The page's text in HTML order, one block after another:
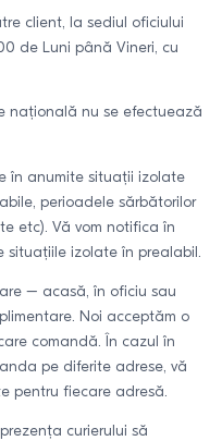
client, la sediul oficiului
de Luni până Vineri, cu
națională nu se efectuează
în anumite situații izolate
perioadele sărbătorilor
etc). Vă vom notifica în
situațiile izolate în prealabil.
– acasă, în oficiu sau
Noi acceptăm o
comandă. În cazul în
pe diferite adrese, vă
pentru fiecare adresă.
curierului să